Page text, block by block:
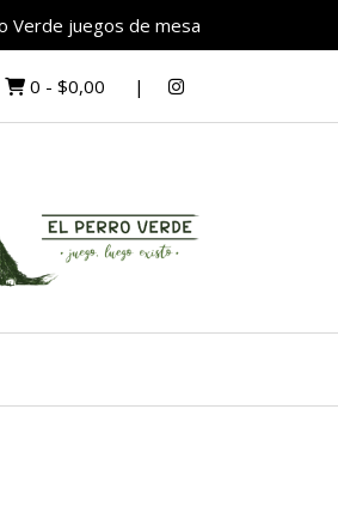
Verde juegos de mesa
0 - $0,00